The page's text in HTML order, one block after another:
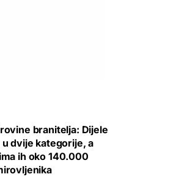
branitelja: Dijele
u dvije kategorije, a
ih oko 140.000